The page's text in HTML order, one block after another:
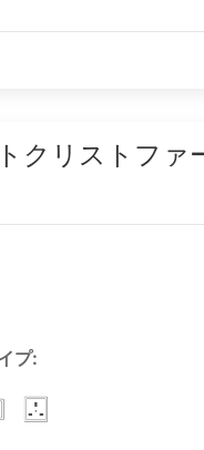
クリストファ
プ: